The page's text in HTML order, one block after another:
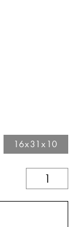
16x31x10